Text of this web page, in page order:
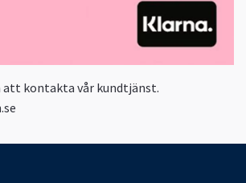
kontakta vår kundtjänst.